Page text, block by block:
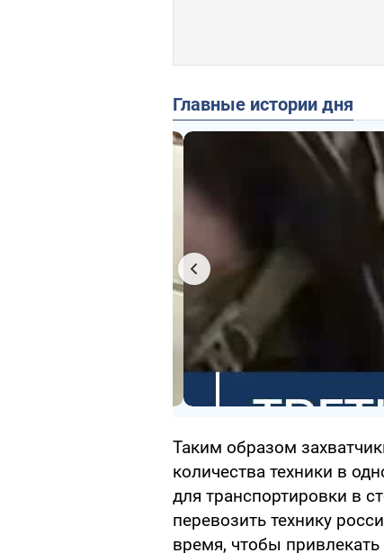
Главные истории дня
Таким образом
количества техники в
для транспортировки в
перевозить технику
время, чтобы